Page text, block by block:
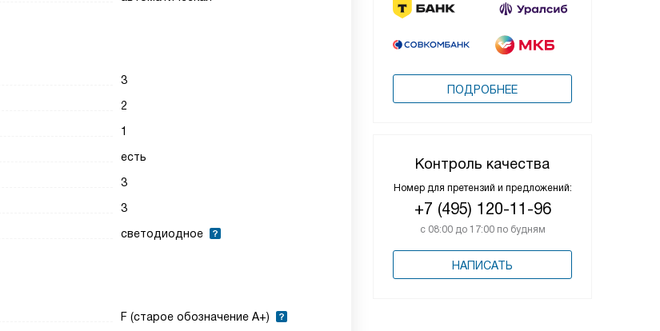
ПОДРОБНЕЕ
Контроль качества
Номер для претензий и предложений:
+7 (495) 120-11-96
с 08:00 до 17:00 по будням
НАПИСАТЬ
3
2
1
есть
3
3
светодиодное
F (старое обозначение A+)